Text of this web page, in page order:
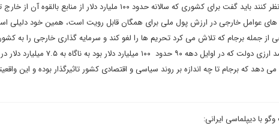
داخلی، نفیاً یا اثباتاً، اظهار نظر کنند باید گفت برای کشوری که سالانه حدود ۱۰۰ ملیارد دلار از
های عوامل خارجی در ارزش پول ملی برای همگان قابل رویت است، همین خود دلیلی
جمله برجام که تلاش می کرد تحریم ها را لغو کند و سرمایه گذاری خارجی را به کشور
که برجام تا چه اندازه بر روند سیاسی و اقتصادی کشور تاثیرگذار بوده و این
با دیپلماسی ایرانی: